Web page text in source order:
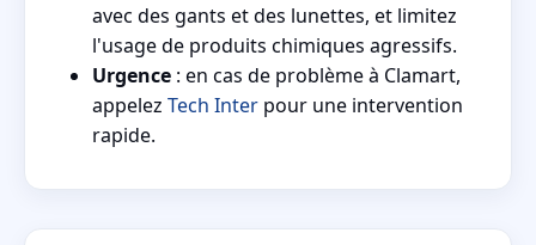
avec des gants et des lunettes, et limitez
l'usage de produits chimiques agressifs.
Urgence : en cas de problème à Clamart,
appelez Tech Inter pour une intervention
rapide.